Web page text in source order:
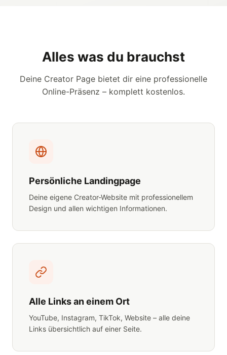
Alles was du brauchst
Deine Creator Page bietet dir eine professionelle
Online-Präsenz – komplett kostenlos.
Persönliche Landingpage
Deine eigene Creator-Website mit professionellem
Design und allen wichtigen Informationen.
Alle Links an einem Ort
YouTube, Instagram, TikTok, Website – alle deine
Links übersichtlich auf einer Seite.